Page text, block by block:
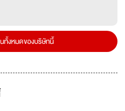
ทั้งหมดของบริษัทนี้